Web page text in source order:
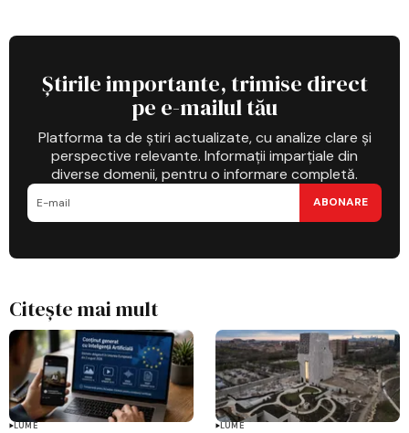
Știrile importante, trimise direct
pe e-mailul tău
Platforma ta de știri actualizate, cu analize clare și
perspective relevante. Informații imparțiale din
diverse domenii, pentru o informare completă.
ABONARE
Citește mai mult
LUME LUME